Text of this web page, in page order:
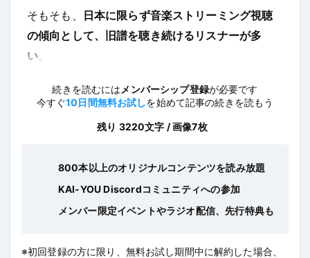
そもそも、
日本に限らず音楽ストリーミング視聴
の傾向として、旧譜を聴き続けるリスナーが多
い。
続きを読むには メンバーシップ登録が必要です
今すぐ10日間無料お試しを始めて記事の続きを読もう
残り 3220文字 / 画像7枚
800本以上のオリジナルコンテンツを読み放題
KAI-YOU Discordコミュニティへの参加
メンバー限定イベントやラジオ配信、先行特典も
※初回登録の方に限り、無料お試し期間中に解約した場合、